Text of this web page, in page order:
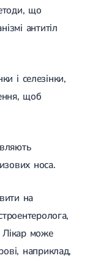
що
антитіл
і селезінки,
щоб
носа.
на
Лікар може
наприклад,